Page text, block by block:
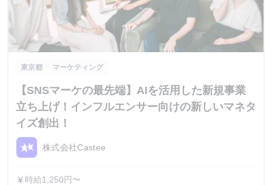
東京都 マーケティング
【SNSマーケの最先端】AIを活用した新規事業
立ち上げ！インフルエンサー向けの新しいマネタ
イズ創出！
株式会社Castee
currency_yen 時給1,250円〜